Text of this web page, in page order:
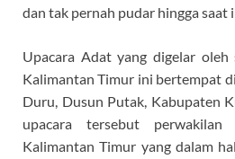
dan tak pernah pudar hingga saat
Upacara Adat yang digelar
Kalimantan Timur ini bertempat
Duru, Dusun Putak, Kabupaten
upacara tersebut
Kalimantan Timur yang dalam